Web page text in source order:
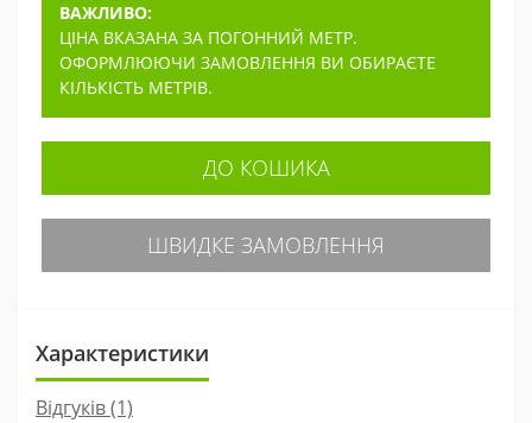
ВАЖЛИВО:
ЦІНА ВКАЗАНА ЗА ПОГОННИЙ МЕТР.
ОФОРМЛЮЮЧИ ЗАМОВЛЕННЯ ВИ ОБИРАЄТЕ
КІЛЬКІСТЬ МЕТРІВ.
ДО КОШИКА
ШВИДКЕ ЗАМОВЛЕННЯ
Характеристики
Відгуків (1)